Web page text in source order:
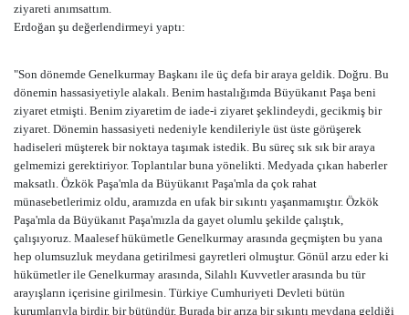
ziyareti anımsattım.
Erdoğan şu değerlendirmeyi yaptı:
"Son dönemde Genelkurmay Başkanı ile üç defa bir araya geldik. Doğru. Bu
dönemin hassasiyetiyle alakalı. Benim hastalığımda Büyükanıt Paşa beni
ziyaret etmişti. Benim ziyaretim de iade-i ziyaret şeklindeydi, gecikmiş bir
ziyaret. Dönemin hassasiyeti nedeniyle kendileriyle üst üste görüşerek
hadiseleri müşterek bir noktaya taşımak istedik. Bu süreç sık sık bir araya
gelmemizi gerektiriyor. Toplantılar buna yönelikti. Medyada çıkan haberler
maksatlı. Özkök Paşa'mla da Büyükanıt Paşa'mla da çok rahat
münasebetlerimiz oldu, aramızda en ufak bir sıkıntı yaşanmamıştır. Özkök
Paşa'mla da Büyükanıt Paşa'mızla da gayet olumlu şekilde çalıştık,
çalışıyoruz. Maalesef hükümetle Genelkurmay arasında geçmişten bu yana
hep olumsuzluk meydana getirilmesi gayretleri olmuştur. Gönül arzu eder ki
hükümetler ile Genelkurmay arasında, Silahlı Kuvvetler arasında bu tür
arayışların içerisine girilmesin. Türkiye Cumhuriyeti Devleti bütün
kurumlarıyla birdir, bir bütündür. Burada bir arıza bir sıkıntı meydana geldiği